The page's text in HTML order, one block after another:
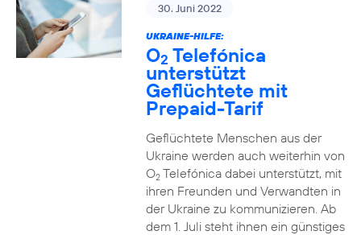
30. Juni 2022
UKRAINE-HILFE:
O2 Telefónica
unterstützt
Geflüchtete mit
Prepaid-Tarif
Geflüchtete Menschen aus der
Ukraine werden auch weiterhin von
O2Telefónica dabei unterstützt, mit
ihren Freunden und Verwandten in
der Ukraine zu kommunizieren. Ab
dem 1. Juli steht ihnen ein günstiges